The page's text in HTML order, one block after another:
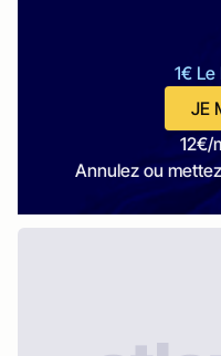
1€
JE
12€/
Annulez ou